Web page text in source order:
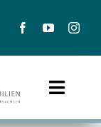
Toggle